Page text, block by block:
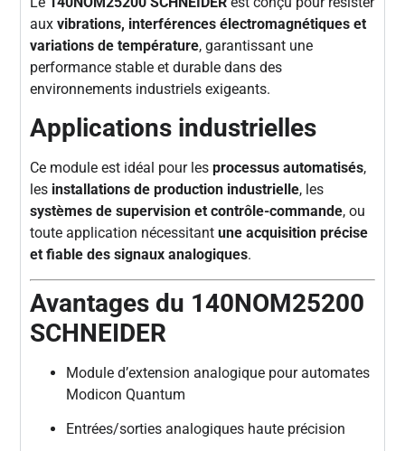
auxvibrations, interférences électromagnétiques et
variations de température, garantissant une
performance stable et durable dans des
environnements industriels exigeants.
Applications industrielles
Ce module est idéal pour lesprocessus automatisés,
les installations de production industrielle, les
systèmes de supervision et contrôle-commande, ou
toute application nécessitantune acquisition précise
et fiable des signaux analogiques.
Avantages du 140NOM25200
SCHNEIDER
Module d’extension analogique pour automates
Modicon Quantum
Entrées/sorties analogiques haute précision